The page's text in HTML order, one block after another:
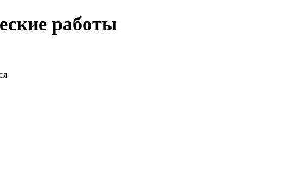
работы